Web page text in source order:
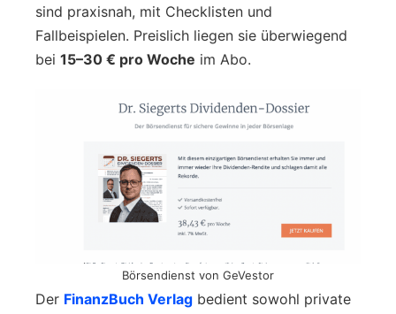
sind praxisnah, mit Checklisten und
Fallbeispielen. Preislich liegen sie überwiegend
bei 15–30 € pro Woche im Abo.
Börsendienst von GeVestor
Der FinanzBuch Verlag bedient sowohl private